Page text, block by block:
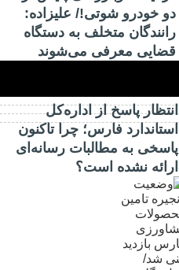
دو خودرو شوتی!/ علیزاده:
رانندگان متخلف به دستگاه
قضایی معرفی می‌شوند
انتظار پاسخ از اداره‌کل
استاندارد فارس؛ چرا تاکنون
پاسخی به مطالبات رسانه‌ای
ارائه نشده است؟